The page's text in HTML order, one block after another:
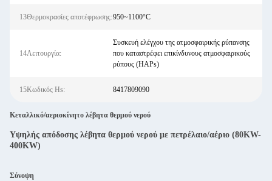
13Θερμοκρασίες αποτέφρωσης:950~1100°C
14Λειτουργία:
Συσκευή ελέγχου της ατμοσφαιρικής ρύπανσης
που καταστρέφει επικίνδυνους ατμοσφαιρικούς
ρύπους (HAPs)
15Κωδικός Hs: 8417809090
Κεταλλικό/αεριοκίνητο λέβητα θερμού νερού
Υψηλής απόδοσης λέβητα θερμού νερού με πετρέλαιο/αέριο (80KW-
400KW)
Σύνοψη